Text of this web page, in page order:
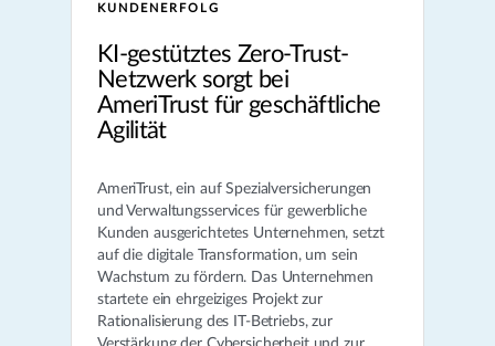
KUNDENERFOLG
KI-gestütztes Zero-Trust-
Netzwerk sorgt bei
AmeriTrust für geschäftliche
Agilität
AmeriTrust, ein auf Spezialversicherungen
und Verwaltungsservices für gewerbliche
Kunden ausgerichtetes Unternehmen, setzt
auf die digitale Transformation, um sein
Wachstum zu fördern. Das Unternehmen
startete ein ehrgeiziges Projekt zur
Rationalisierung des IT-Betriebs, zur